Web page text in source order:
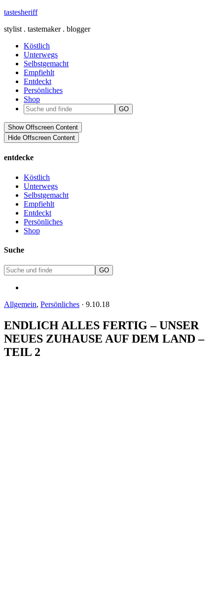
tastesheriff
stylist . tastemaker . blogger
Köstlich
Unterwegs
Selbstgemacht
Empfiehlt
Entdeckt
Persönliches
Shop
Show Offscreen Content
Hide Offscreen Content
entdecke
Köstlich
Unterwegs
Selbstgemacht
Empfiehlt
Entdeckt
Persönliches
Shop
Suche
Allgemein, Persönliches · 9.10.18
ENDLICH ALLES FERTIG – UNSER
NEUES ZUHAUSE AUF DEM LAND –
TEIL 2